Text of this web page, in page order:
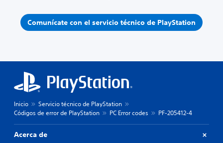
Comunícate con el servicio técnico de PlayStation
Inicio
Servicio técnico de PlayStation
Códigos de error de PlayStation
PC Error codes PF-205412-4
Acerca de